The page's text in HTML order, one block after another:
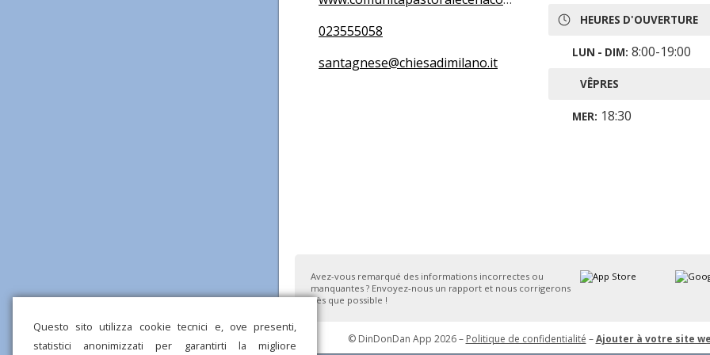
Questo sito utilizza cookie tecnici e, ove presenti,
statistici anonimizzati per garantirti la migliore
023555058
santagnese@chiesadimilano.it
HEURES D'OUVERTURE
LUN - DIM: 8:00-19:00
VÊPRES
MER: 18:30
Avez-vous remarqué des informations incorrectes ou
manquantes ? Envoyez-nous un rapport et nous corrigerons
dès que possible !
© DinDonDan App 2026 – Politique de confidentialité –Ajouter à votre site